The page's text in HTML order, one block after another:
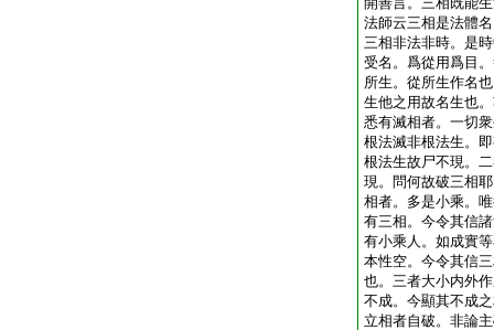
法師云三相是法體
三相非法非時。是
受名。爲從用爲目
所生。從所生作名
生他之用故名生也
悉有滅相者。一切
根法滅非根法生。
根法生故尸不現。
現。問何故破三相
相者。多是小乘。
有三相。今令其信
有小乘人。如成實
本性空。今令其信
也。三者大小内外
不成。今顯其不成
立相者自破。非論